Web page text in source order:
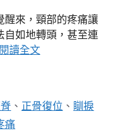
醒來，頸部的疼痛讓
自如地轉頭，甚至連
閱讀全文
、 正骨復位 、 瞓捩
痛